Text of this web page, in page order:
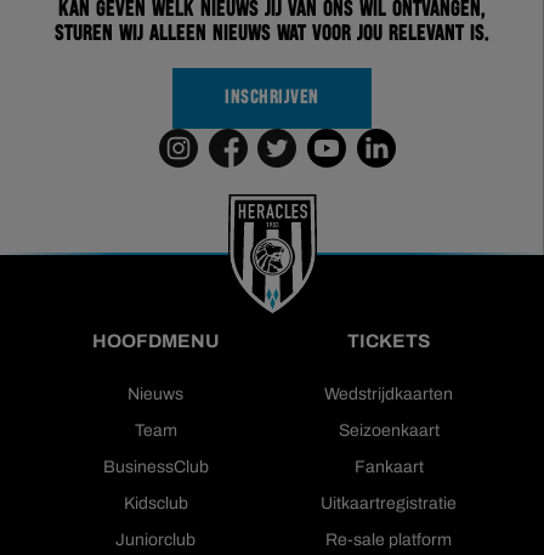
kan geven welk nieuws jij van ons wil ontvangen,
sturen wij alleen nieuws wat voor jou relevant is.
INSCHRIJVEN
HOOFDMENU
Nieuws
Team
BusinessClub
Kidsclub
Juniorclub
TICKETS
Wedstrijdkaarten
Seizoenkaart
Fankaart
Uitkaartregistratie
Re-sale platform